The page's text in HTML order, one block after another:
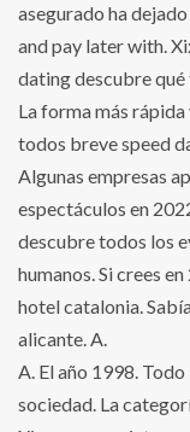
asegurado ha
and pay later with.
dating descubre qué
La forma más
todos breve speed
Algunas empresas
espectáculos en
descubre todos los
humanos. Si crees
hotel catalonia.
alicante. A.
A. El año 1998.
sociedad. La